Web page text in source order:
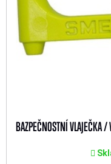
BAZPEČNOSTNÍ VLAJEČKA